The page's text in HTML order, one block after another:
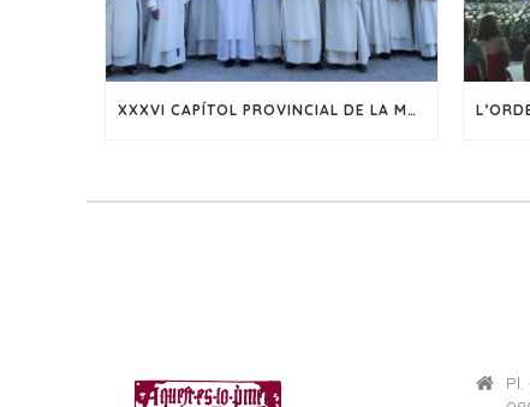
XXXVI CAPÍTOL PROVINCIAL DE LA MERCÈ D’ARAGÓ